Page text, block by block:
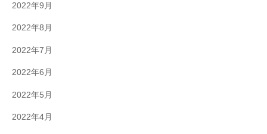
2022年9月
2022年8月
2022年7月
2022年6月
2022年5月
2022年4月